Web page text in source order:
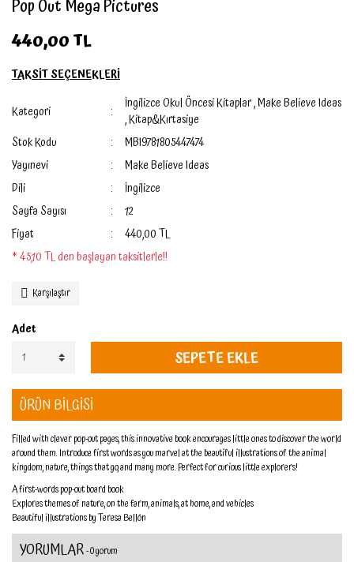
Pop Out Mega Pictures
440,00 TL
TAKSİT SEÇENEKLERİ
Kategori İngilizce Okul Öncesi Kitaplar,Make Believe Ideas
,Kitap&Kırtasiye
Stok Kodu
MBI9781805447474
Yayınevi
Make Believe Ideas
Dili
İngilizce
Sayfa Sayısı
12
Fiyat
440,00 TL
* 45,10 TL den başlayan taksitlerle!!
Karşılaştır
Adet
SEPETE EKLE
ÜRÜN BİLGİSİ
Filled with clever pop-out pages, this innovative book encourages little ones to discover the world
around them. Introduce first words as you marvel at the beautiful illustrations of the animal
kingdom, nature, things that go, and many more. Perfect for curious little explorers!
A first-words pop-out board book
Explores themes of nature, on the farm, animals, at home, and vehicles
Beautiful illustrations by Teresa Bellón
YORUMLAR- 0 yorum